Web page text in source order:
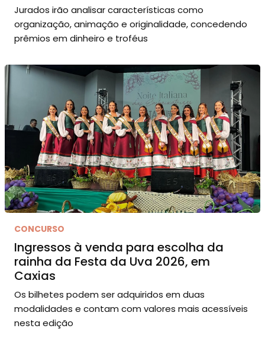
Jurados irão analisar características como
organização, animação e originalidade, concedendo
prêmios em dinheiro e troféus
CONCURSO
Ingressos à venda para escolha da
rainha da Festa da Uva 2026, em
Caxias
Os bilhetes podem ser adquiridos em duas
modalidades e contam com valores mais acessíveis
nesta edição